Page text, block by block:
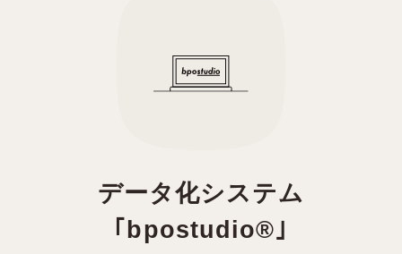
データ化システム
｢bpostudio®｣